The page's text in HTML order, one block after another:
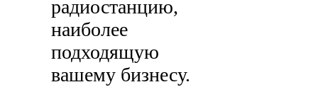
радиостанцию,
наиболее
подходящую
вашему бизнесу.